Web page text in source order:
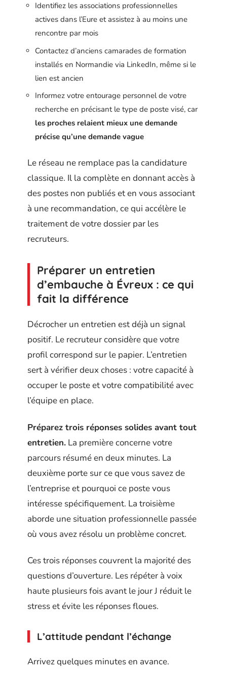
Identifiez les associations professionnelles
actives dans l’Eure et assistez à au moins une
rencontre par mois
Contactez d’anciens camarades de formation
installés en Normandie via LinkedIn, même si le
lien est ancien
Informez votre entourage personnel de votre
recherche en précisant le type de poste visé, car
les proches relaient mieux une demande
précise qu’une demande vague
Le réseau ne remplace pas la candidature
classique. Il la complète en donnant accès à
des postes non publiés et en vous associant
à une recommandation, ce qui accélère le
traitement de votre dossier par les
recruteurs.
Préparer un entretien
d’embauche à Évreux : ce qui
fait la différence
Décrocher un entretien est déjà un signal
positif. Le recruteur considère que votre
profil correspond sur le papier. L’entretien
sert à vérifier deux choses : votre capacité à
occuper le poste et votre compatibilité avec
l’équipe en place.
Préparez trois réponses solides avant tout
entretien. La première concerne votre
parcours résumé en deux minutes. La
deuxième porte sur ce que vous savez de
l’entreprise et pourquoi ce poste vous
intéresse spécifiquement. La troisième
aborde une situation professionnelle passée
où vous avez résolu un problème concret.
Ces trois réponses couvrent la majorité des
questions d’ouverture. Les répéter à voix
haute plusieurs fois avant le jour J réduit le
stress et évite les réponses floues.
L’attitude pendant l’échange
Arrivez quelques minutes en avance.